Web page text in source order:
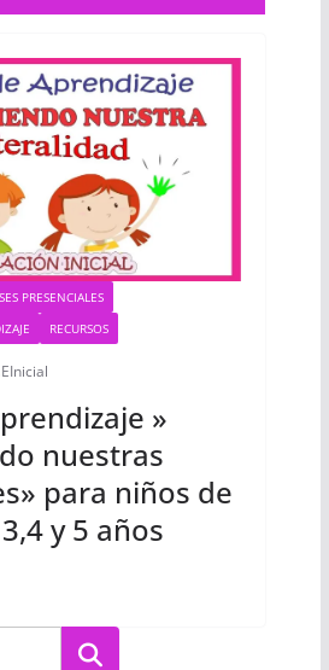
PRESENCIALES
RECURSOS
EInicial
»
nuestras
para niños de
y 5 años
Buscar